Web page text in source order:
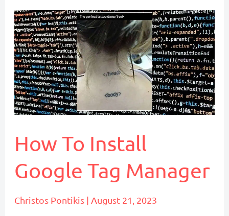
How To Install
Google Tag Manager
Christos Pontikis | August 21, 2023